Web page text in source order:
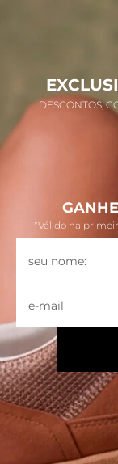
DESCONTOS,
*Válido na